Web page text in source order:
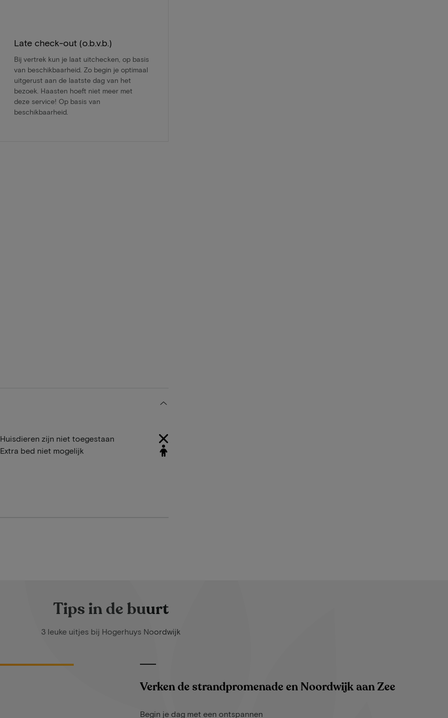
Late check-out (o.b.v.b.)
Bij vertrek kun je laat uitchecken, op basis
van beschikbaarheid. Zo begin je optimaal
uitgerust aan de laatste dag van het
bezoek. Haasten hoeft niet meer met
deze service! Op basis van
beschikbaarheid.
Huisdieren zijn niet toegestaan
Extra bed niet mogelijk
Tips in de buurt
3 leuke uitjes bij Hogerhuys Noordwijk
Verken de strandpromenade en Noordwijk aan Zee
Begin je dag met een ontspannen